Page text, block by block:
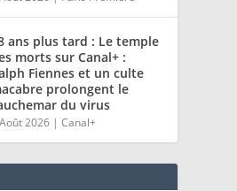
ans plus tard : Le temple
morts sur Canal+ :
Fiennes et un culte
prolongent le
du virus
2026 |Canal+